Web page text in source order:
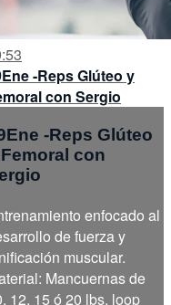
-Reps Glúteo y
con Sergio
-Reps Glúteo
con
enfocado al
de fuerza y
muscular.
Mancuernas de
12, 15 ó 20 lbs, loop